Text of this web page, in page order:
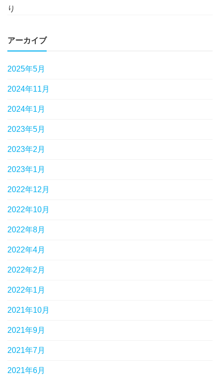
り
アーカイブ
2025年5月
2024年11月
2024年1月
2023年5月
2023年2月
2023年1月
2022年12月
2022年10月
2022年8月
2022年4月
2022年2月
2022年1月
2021年10月
2021年9月
2021年7月
2021年6月